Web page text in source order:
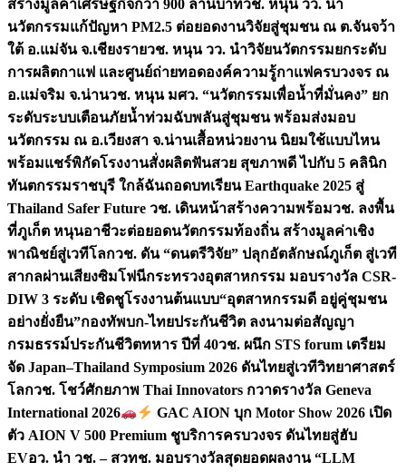
สร้างมูลค่าเศรษฐกิจกว่า 900 ล้านบาทวช. หนุน วว. นำ
นวัตกรรมแก้ปัญหา PM2.5 ต่อยอดงานวิจัยสู่ชุมชน ณ ต.จันจว้า
ใต้ อ.แม่จัน จ.เชียงรายวช. หนุน วว. นำวิจัยนวัตกรรมยกระดับ
การผลิตกาแฟ และศูนย์ถ่ายทอดองค์ความรู้กาแฟครบวงจร ณ
อ.แม่จริม จ.น่านวช. หนุน มศว. “นวัตกรรมเพื่อน้ำที่มั่นคง” ยก
ระดับระบบเตือนภัยน้ำท่วมฉับพลันสู่ชุมชน พร้อมส่งมอบ
นวัตกรรม ณ อ.เวียงสา จ.น่านเสื้อหน่วยงาน นิยมใช้แบบไหน
พร้อมแชร์พิกัดโรงงานสั่งผลิตฟันสวย สุขภาพดี ไปกับ 5 คลินิก
ทันตกรรมราชบุรี ใกล้ฉันถอดบทเรียน Earthquake 2025 สู่
Thailand Safer Future วช. เดินหน้าสร้างความพร้อมวช. ลงพื้น
ที่ภูเก็ต หนุนอาชีวะต่อยอดนวัตกรรมท้องถิ่น สร้างมูลค่าเชิง
พาณิชย์สู่เวทีโลกวช. ดัน “ดนตรีวิจัย” ปลุกอัตลักษณ์ภูเก็ต สู่เวที
สากลผ่านเสียงซิมโฟนีกระทรวงอุตสาหกรรม มอบรางวัล CSR-
DIW 3 ระดับ เชิดชูโรงงานต้นแบบ“อุตสาหกรรมดี อยู่คู่ชุมชน
อย่างยั่งยืน”กองทัพบก-ไทยประกันชีวิต ลงนามต่อสัญญา
กรมธรรม์ประกันชีวิตทหาร ปีที่ 40วช. ผนึก STS forum เตรียม
จัด Japan–Thailand Symposium 2026 ดันไทยสู่เวทีวิทยาศาสตร์
โลกวช. โชว์ศักยภาพ Thai Innovators กวาดรางวัล Geneva
International 2026
GAC AION บุก Motor Show 2026 เปิด
ตัว AION V 500 Premium ชูบริการครบวงจร ดันไทยสู่ฮับ
EVอว. นำ วช. – สวทช. มอบรางวัลสุดยอดผลงาน “LLM